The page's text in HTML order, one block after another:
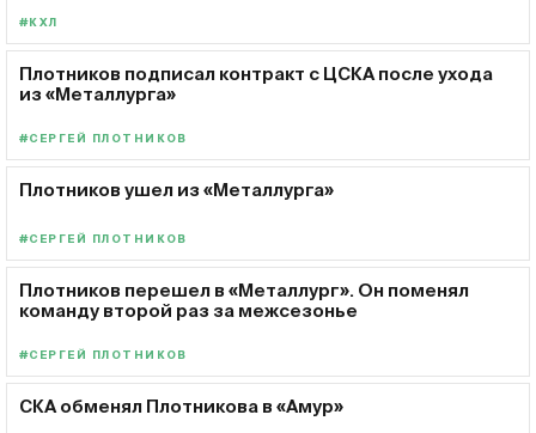
#КХЛ
Плотников подписал контракт с ЦСКА после ухода
из «Металлурга»
#СЕРГЕЙ ПЛОТНИКОВ
Плотников ушел из «Металлурга»
#СЕРГЕЙ ПЛОТНИКОВ
Плотников перешел в «Металлург». Он поменял
команду второй раз за межсезонье
#СЕРГЕЙ ПЛОТНИКОВ
СКА обменял Плотникова в «Амур»